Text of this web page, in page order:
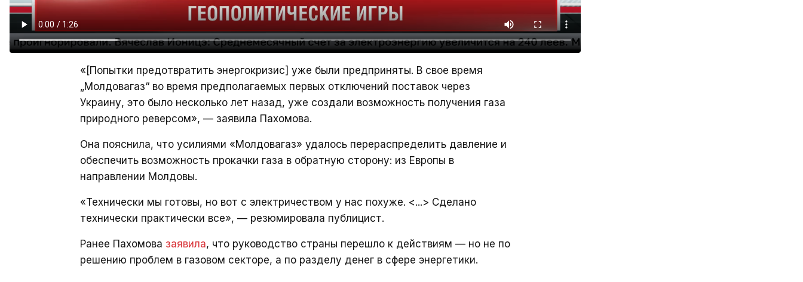
«[Попытки предотвратить энергокризис] уже были предприняты. В свое время
„Молдовагаз“ во время предполагаемых первых отключений поставок через
Украину, это было несколько лет назад, уже создали возможность получения газа
природного реверсом», — заявила Пахомова.
Она пояснила, что усилиями «Молдовагаз» удалось перераспределить давление и
обеспечить возможность прокачки газа в обратную сторону: из Европы в
направлении Молдовы.
«Технически мы готовы, но вот с электричеством у нас похуже. <...> Сделано
технически практически все», — резюмировала публицист.
Ранее Пахомова заявила, что руководство страны перешло к действиям — но не по
решению проблем в газовом секторе, а по разделу денег в сфере энергетики.